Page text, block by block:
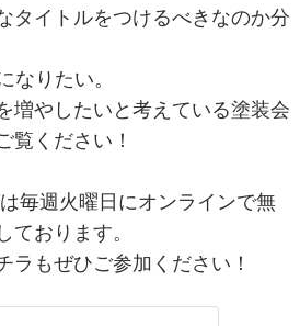
タイトルをつけるべきなのか分
なりたい。
増やしたいと考えている塗装会
覧ください！
毎週火曜日にオンラインで無
ております。
ラもぜひご参加ください！